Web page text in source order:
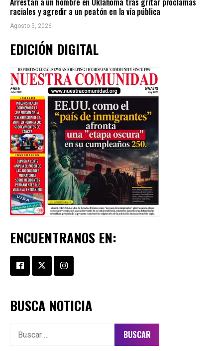
raciales y agredir a un peatón en la vía pública
Agosto 5, 2026
EDICIÓN DIGITAL
ENCUENTRANOS EN:
BUSCA NOTICIA
Buscar: